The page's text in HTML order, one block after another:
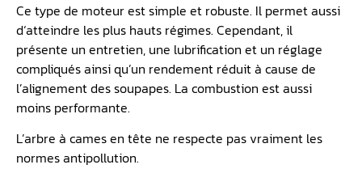
Ce type de moteur est simple et robuste. Il permet aussi
d‘atteindre les plus hauts régimes. Cependant, il
présente un entretien, une lubrification et un réglage
compliqués ainsi qu’un rendement réduit à cause de
l’alignement des soupapes. La combustion est aussi
moins performante.
L’arbre à cames en tête ne respecte pas vraiment les
normes antipollution.